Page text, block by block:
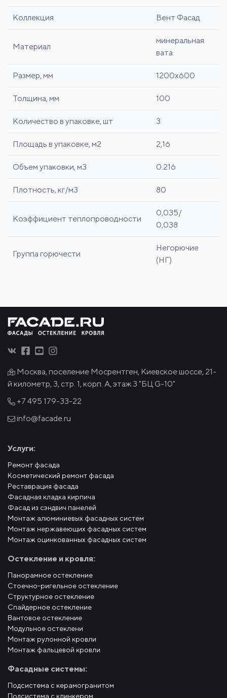
Коллекция Вент Фасад
Материал
минеральная
вата
Размер, мм 1200x600
Толщина, мм 100
Количество в упаковке, шт 3
Площадь в упаковке, м2 2,16
Объем упаковки, м3 0.216
Плотность, кг/м3 80
Коэффициент теплопроводности
0,035/
0,038
Группа горючести
Негорючие
(НГ)
Москва, поселение Мосрентген, Киевское шоссе, 21-
й километр, 3, стр. 1, корп. А, этаж 3 "БЦ G-10"
+7 495 179-33-22
info@facade.ru
Услуги:
Ремонт фасада
Косметический ремонт фасада
Реставрация фасада
Фасадная кладка кирпича
Фасад из сэндвич панелей
Монтаж алюминиевых фасадных систем
Монтаж нержавеющих фасадных систем
Монтаж оцинкованных фасадных систем
Остекление и кровля:
Панорамное остекление
Стоечно-ригельное остекление
Структурное остекление
Спайдерное остекление
Вантовое остекление
Модульное остеклени
Монтаж рулонной кровли
Монтаж фальцевой кровли
Фасадные системы:
Подсистема с керамогранитом
Подсистема с клинкером